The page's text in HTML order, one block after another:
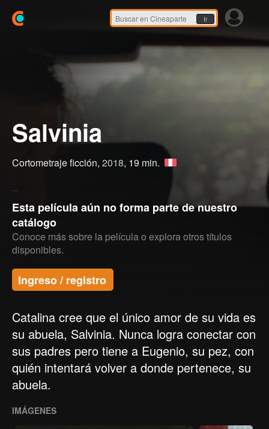
Ir
Salvinia
Cortometraje ficción, 2018, 19 min.
Esta película aún no forma parte de nuestro
catálogo
Conoce más sobre la película o explora otros títulos
disponibles.
Ingreso / registro
Catalina cree que el único amor de su vida es
su abuela, Salvinia. Nunca logra conectar con
sus padres pero tiene a Eugenio, su pez, con
quién intentará volver a donde pertenece, su
abuela.
IMÁGENES